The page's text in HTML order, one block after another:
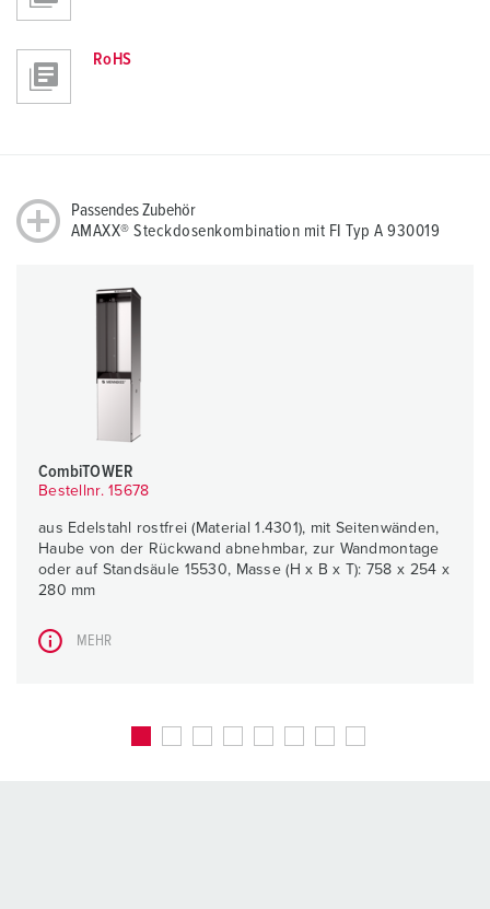
RoHS
Passendes Zubehör
AMAXX® Steckdosenkombination mit FI Typ A 930019
CombiTOWER
Bestellnr. 15678
aus Edelstahl rostfrei (Material 1.4301), mit Seitenwänden,
Haube von der Rückwand abnehmbar, zur Wandmontage
oder auf Standsäule 15530, Masse (H x B x T): 758 x 254 x
280 mm
MEHR